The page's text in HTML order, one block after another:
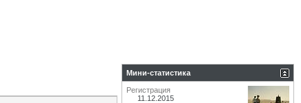
Мини-статистика
Регистрация
11.12.2015